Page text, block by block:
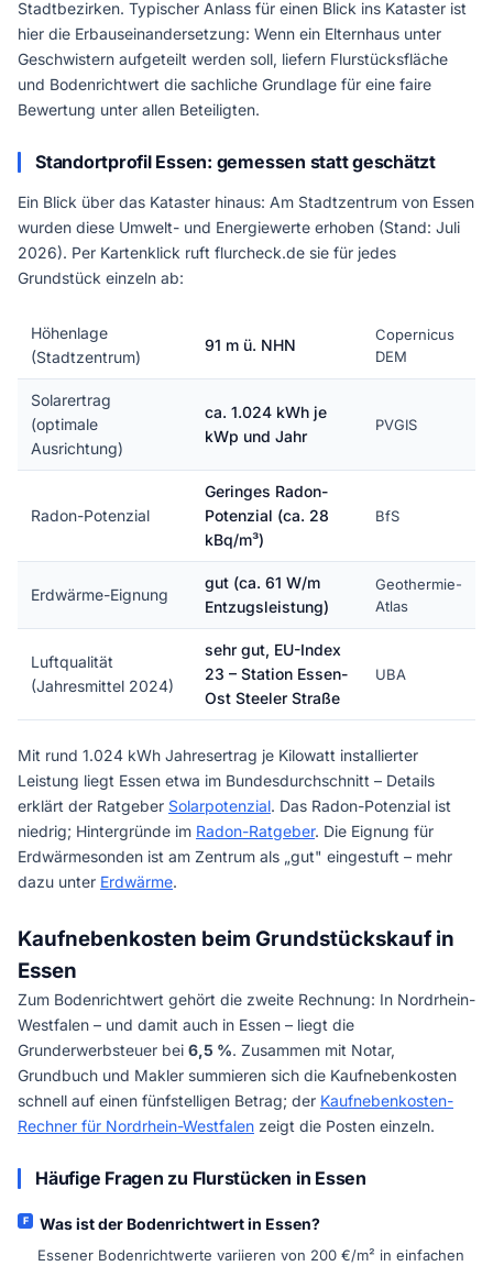
Stadtbezirken. Typischer Anlass für einen Blick ins Kataster ist
hier die Erbauseinandersetzung: Wenn ein Elternhaus unter
Geschwistern aufgeteilt werden soll, liefern Flurstücksfläche
und Bodenrichtwert die sachliche Grundlage für eine faire
Bewertung unter allen Beteiligten.
Standortprofil Essen: gemessen statt geschätzt
Ein Blick über das Kataster hinaus: Am Stadtzentrum von Essen
wurden diese Umwelt- und Energiewerte erhoben (Stand: Juli
2026). Per Kartenklick ruft flurcheck.de sie für jedes
Grundstück einzeln ab:
Höhenlage
(Stadtzentrum)
91 m ü. NHN
Copernicus
DEM
Solarertrag
(optimale
Ausrichtung)
ca. 1.024 kWh je
kWp und Jahr
PVGIS
Radon-Potenzial
Geringes Radon-
Potenzial (ca. 28
kBq/m³)
BfS
Erdwärme-Eignung
gut (ca. 61 W/m
Entzugsleistung)
Geothermie-
Atlas
Luftqualität
(Jahresmittel 2024)
sehr gut, EU-Index
23 – Station Essen-
Ost Steeler Straße
UBA
Mit rund 1.024 kWh Jahresertrag je Kilowatt installierter
Leistung liegt Essen etwa im Bundesdurchschnitt – Details
erklärt der Ratgeber Solarpotenzial. Das Radon-Potenzial ist
niedrig; Hintergründe im Radon-Ratgeber. Die Eignung für
Erdwärmesonden ist am Zentrum als „gut" eingestuft – mehr
dazu unter Erdwärme.
Kaufnebenkosten beim Grundstückskauf in
Essen
Zum Bodenrichtwert gehört die zweite Rechnung: In Nordrhein-
Westfalen – und damit auch in Essen – liegt die
Grunderwerbsteuer bei 6,5 %. Zusammen mit Notar,
Grundbuch und Makler summieren sich die Kaufnebenkosten
schnell auf einen fünfstelligen Betrag; der Kaufnebenkosten-
Rechner für Nordrhein-Westfalen zeigt die Posten einzeln.
Häufige Fragen zu Flurstücken in Essen
Was ist der Bodenrichtwert in Essen?
Essener Bodenrichtwerte variieren von 200 €/m² in einfachen